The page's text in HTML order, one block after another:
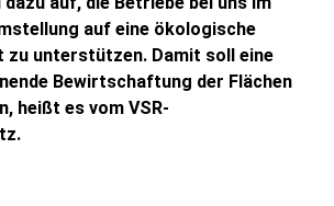
auf eine ökologische
zu unterstützen. Damit soll eine
Bewirtschaftung der Flächen
heißt es vom VSR-